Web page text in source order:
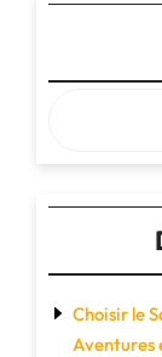
Choisir le
Aventures